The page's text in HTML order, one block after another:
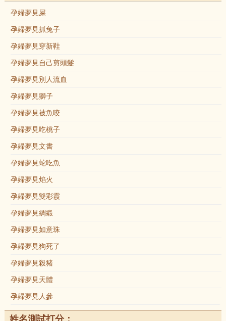
孕婦夢見屎
孕婦夢見抓兔子
孕婦夢見穿新鞋
孕婦夢見自己剪頭髮
孕婦夢見別人流血
孕婦夢見獅子
孕婦夢見被魚咬
孕婦夢見吃桃子
孕婦夢見文書
孕婦夢見蛇吃魚
孕婦夢見焰火
孕婦夢見雙彩霞
孕婦夢見綢緞
孕婦夢見如意珠
孕婦夢見狗死了
孕婦夢見殺豬
孕婦夢見天體
孕婦夢見人參
姓名測試打分：